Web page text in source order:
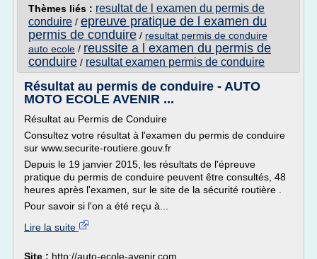
Thèmes liés : resultat de l examen du permis de
conduire / epreuve pratique de l examen du
permis de conduire / resultat permis de conduire
auto ecole / reussite a l examen du permis de
conduire / resultat examen permis de conduire
Résultat au permis de conduire - AUTO
MOTO ECOLE AVENIR ...
Résultat au Permis de Conduire
Consultez votre résultat à l'examen du permis de conduire
sur www.securite-routiere.gouv.fr
Depuis le 19 janvier 2015, les résultats de l'épreuve
pratique du permis de conduire peuvent être consultés, 48
heures après l'examen, sur le site de la sécurité routière .
Pour savoir si l'on a été reçu à...
Lire la suite
Site : http://auto-ecole-avenir.com